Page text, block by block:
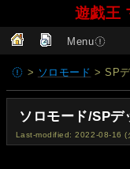
遊戯王
Menu
> ソロモード > SP
ソロモード/SPデ
Last-modified: 2022-08-16 (